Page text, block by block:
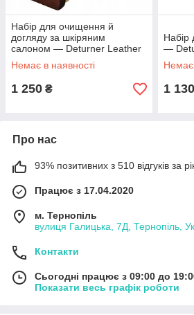
Набір для очищення й
догляду за шкіряним
салоном — Deturner Leather
Set
Немає в наявності
1 250 ₴
Набір
—
Немає
1 130
Про нас
93% позитивних з 510 відгуків за
Працює з 17.04.2020
м. Тернопіль
вулиця Галицька, 7Д, Тернопіль,
Контакти
Сьогодні працює з 09:00 до
Показати весь графік роботи